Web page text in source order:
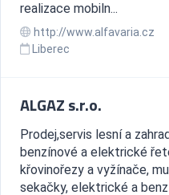
realizace mobiln...
http://www.alfavaria.cz
Liberec
ALGAZ s.r.o.
Prodej,servis lesní a
benzínové a elektrické
křovinořezy a vyžínače,
sekačky, elektrické a